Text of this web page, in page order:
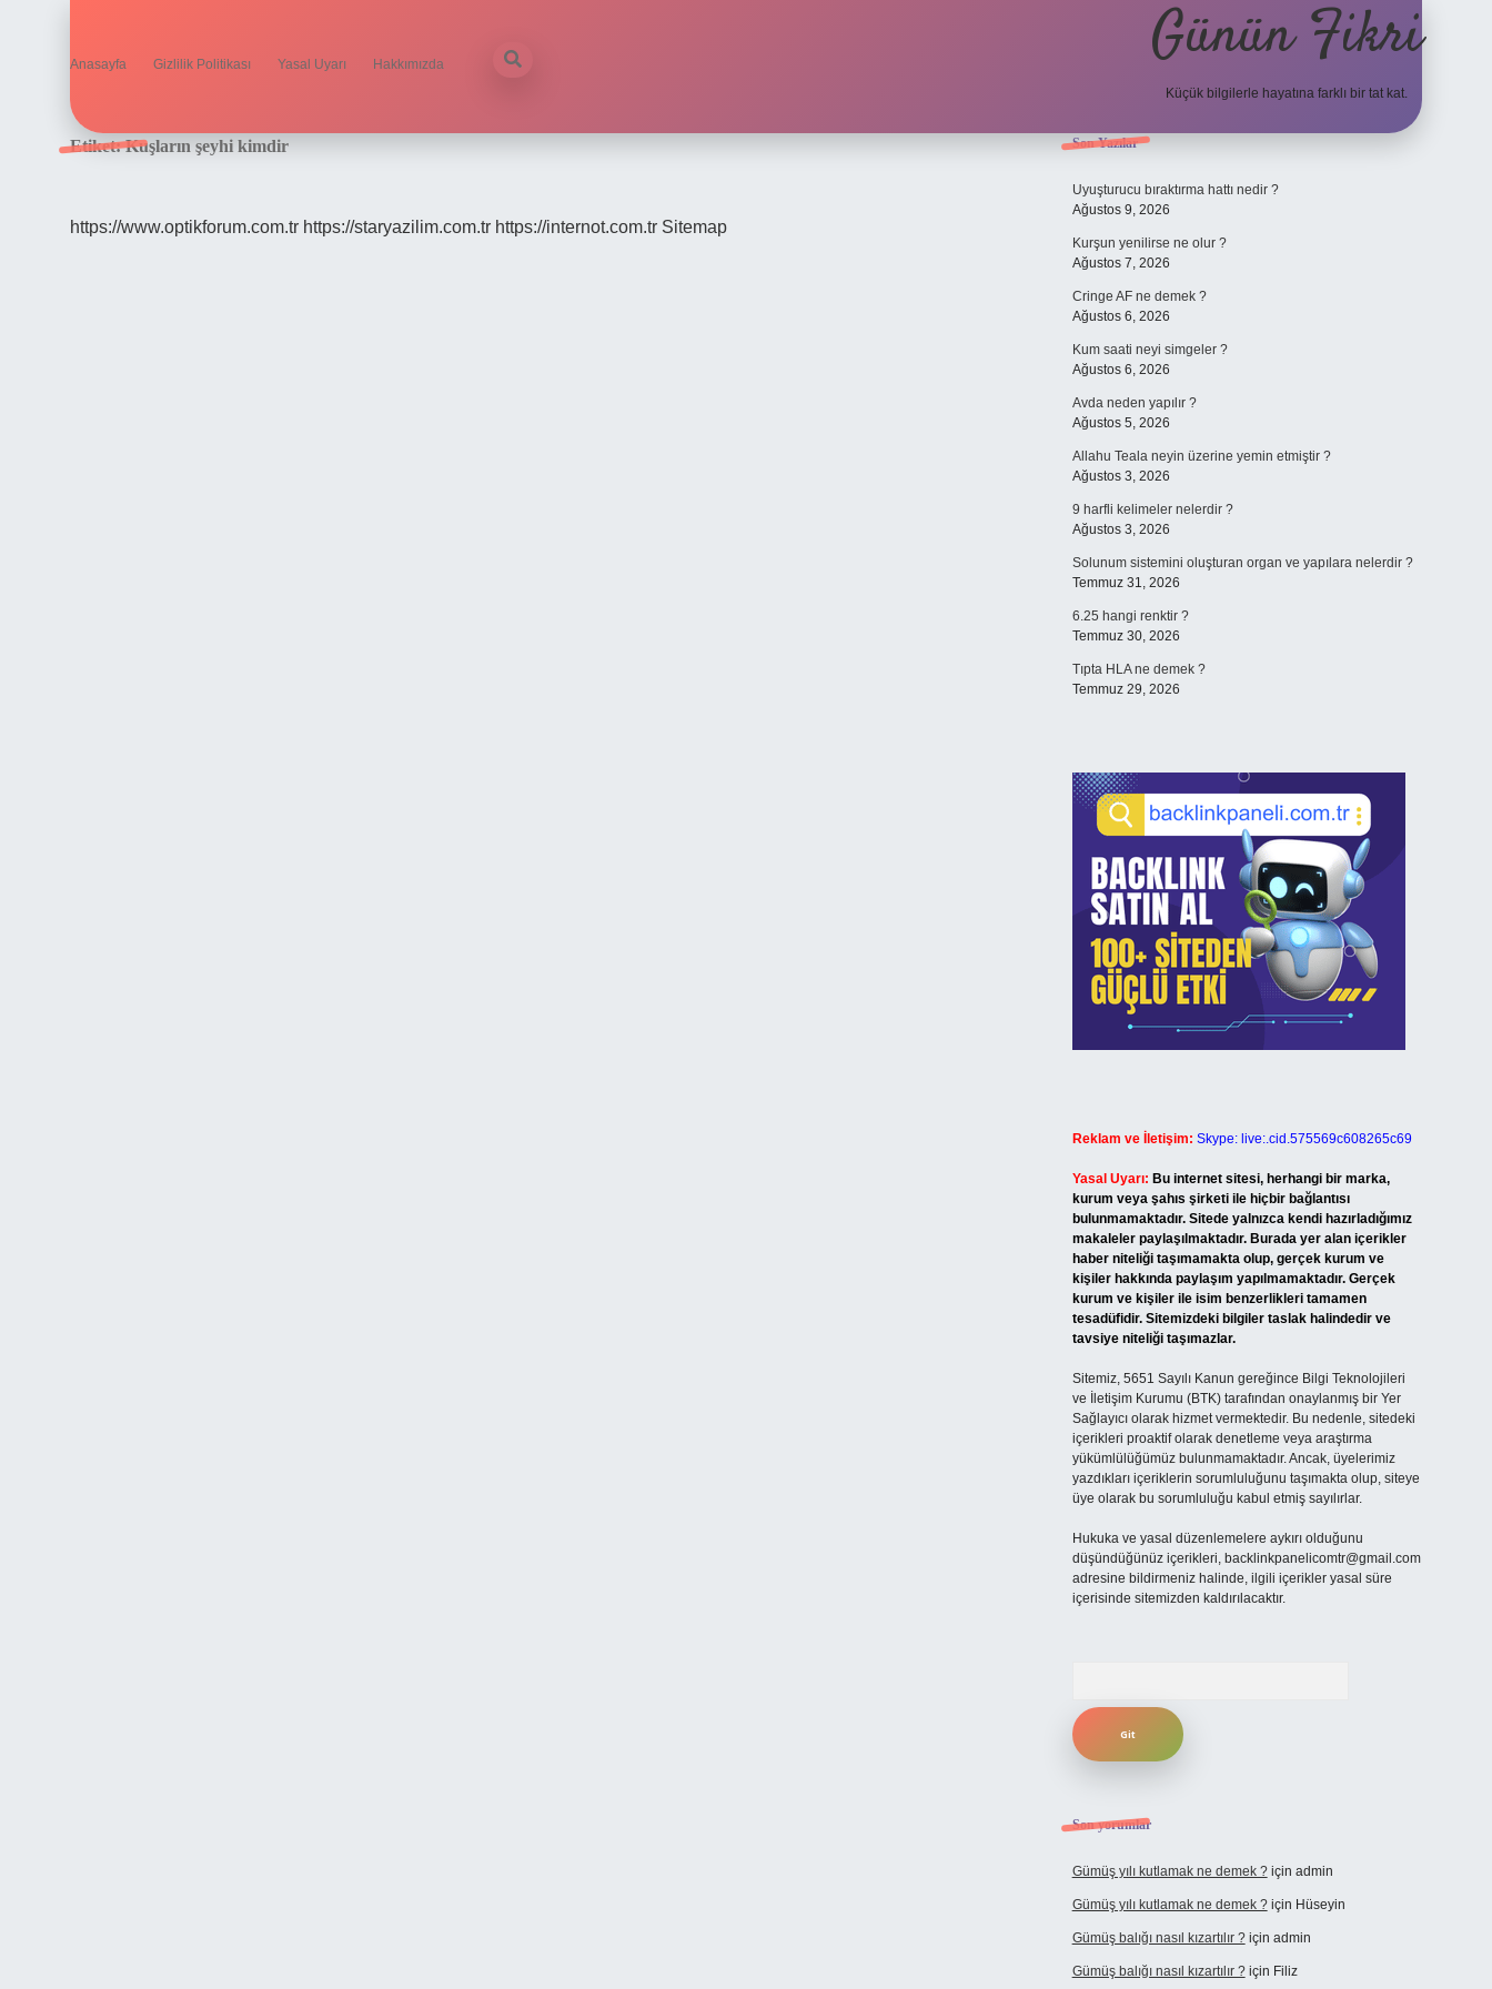
Anasayfa Gizlilik Politikası Yasal Uyarı Hakkımızda Günün Fikri
Küçük bilgilerle hayatına farklı bir tat kat.
Etiket:Kuşların şeyhi kimdir
https://www.optikforum.com.tr https://staryazilim.com.tr https://internot.com.tr Sitemap
Sidebar
Son Yazılar
Uyuşturucu bıraktırma hattı nedir ?
Ağustos 9, 2026
Kurşun yenilirse ne olur ?
Ağustos 7, 2026
Cringe AF ne demek ?
Ağustos 6, 2026
Kum saati neyi simgeler ?
Ağustos 6, 2026
Avda neden yapılır ?
Ağustos 5, 2026
Allahu Teala neyin üzerine yemin etmiştir ?
Ağustos 3, 2026
9 harfli kelimeler nelerdir ?
Ağustos 3, 2026
Solunum sistemini oluşturan organ ve yapılara nelerdir ?
Temmuz 31, 2026
6.25 hangi renktir ?
Temmuz 30, 2026
Tıpta HLA ne demek ?
Temmuz 29, 2026
Reklam ve İletişim: Skype: live:.cid.575569c608265c69
Yasal Uyarı: Bu internet sitesi, herhangi bir marka,
kurum veya şahıs şirketi ile hiçbir bağlantısı
bulunmamaktadır. Sitede yalnızca kendi hazırladığımız
makaleler paylaşılmaktadır. Burada yer alan içerikler
haber niteliği taşımamakta olup, gerçek kurum ve
kişiler hakkında paylaşım yapılmamaktadır. Gerçek
kurum ve kişiler ile isim benzerlikleri tamamen
tesadüfidir. Sitemizdeki bilgiler taslak halindedir ve
tavsiye niteliği taşımazlar.
Sitemiz, 5651 Sayılı Kanun gereğince Bilgi Teknolojileri
ve İletişim Kurumu (BTK) tarafından onaylanmış bir Yer
Sağlayıcı olarak hizmet vermektedir. Bu nedenle, sitedeki
içerikleri proaktif olarak denetleme veya araştırma
yükümlülüğümüz bulunmamaktadır. Ancak, üyelerimiz
yazdıkları içeriklerin sorumluluğunu taşımakta olup, siteye
üye olarak bu sorumluluğu kabul etmiş sayılırlar.
Hukuka ve yasal düzenlemelere aykırı olduğunu
düşündüğünüz içerikleri, backlinkpanelicomtr@gmail.com
adresine bildirmeniz halinde, ilgili içerikler yasal süre
içerisinde sitemizden kaldırılacaktır.
Son yorumlar
Gümüş yılı kutlamak ne demek ?için admin
Gümüş yılı kutlamak ne demek ?için Hüseyin
Gümüş balığı nasıl kızartılır ?için admin
Gümüş balığı nasıl kızartılır ?için Filiz